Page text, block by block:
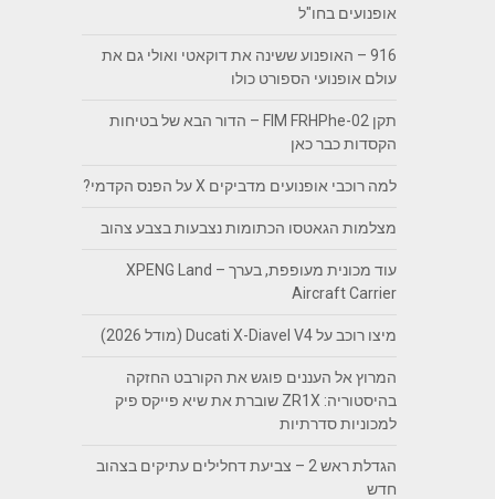
אופנועים בחו"ל
916 – האופנוע ששינה את דוקאטי ואולי גם את
עולם אופנועי הספורט כולו
תקן FIM FRHPhe-02 – הדור הבא של בטיחות
הקסדות כבר כאן
למה רוכבי אופנועים מדביקים X על הפנס הקדמי?
מצלמות הגאטסו הכתומות נצבעות בצבע צהוב
עוד מכונית מעופפת, בערך – XPENG Land
Aircraft Carrier
מיצו רוכב על Ducati X-Diavel V4 (מודל 2026)
המרוץ אל העננים פוגש את הקורבט החזקה
בהיסטוריה: ZR1X שוברת את שיא פייקס פיק
למכוניות סדרתיות
הגדלת ראש 2 – צביעת דחלילים עתיקים בצהוב
חדש